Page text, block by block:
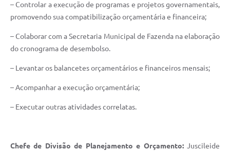
– Controlar a execução de programas e projetos governamentais,
promovendo sua compatibilização orçamentária e financeira;
– Colaborar com a Secretaria Municipal de Fazenda na elaboração
do cronograma de desembolso.
– Levantar os balancetes orçamentários e financeiros mensais;
– Acompanhar a execução orçamentária;
– Executar outras atividades correlatas.
Chefe de Divisão de Planejamento e Orçamento:Juscileide